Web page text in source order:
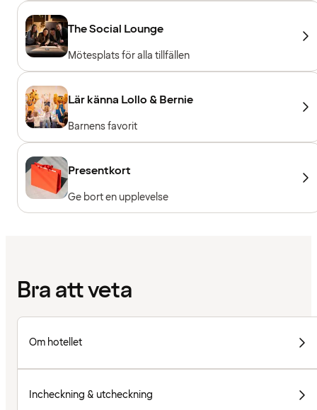
The Social Lounge
Mötesplats för alla tillfällen
Lär känna Lollo & Bernie
Barnens favorit
Presentkort
Ge bort en upplevelse
Bra att veta
Om hotellet
Incheckning & utcheckning